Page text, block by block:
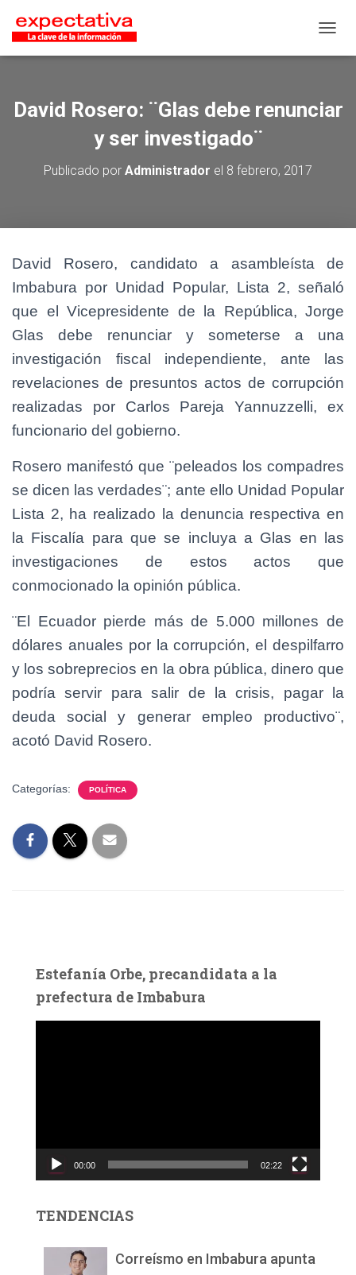
David Rosero: ¨Glas debe renunciar
y ser investigado¨
Publicado por Administrador el 8 febrero, 2017
David Rosero, candidato a asambleísta de
Imbabura por Unidad Popular, Lista 2, señaló
que el Vicepresidente de la República, Jorge
Glas debe renunciar y someterse a una
investigación fiscal independiente, ante las
revelaciones de presuntos actos de corrupción
realizadas por Carlos Pareja Yannuzzelli, ex
funcionario del gobierno.
Rosero manifestó que ¨peleados los compadres
se dicen las verdades¨; ante ello Unidad Popular
Lista 2, ha realizado la denuncia respectiva en
la Fiscalía para que se incluya a Glas en las
investigaciones de estos actos que
conmocionado la opinión pública.
¨El Ecuador pierde más de 5.000 millones de
dólares anuales por la corrupción, el despilfarro
y los sobreprecios en la obra pública, dinero que
podría servir para salir de la crisis, pagar la
deuda social y generar empleo productivo¨,
acotó David Rosero.
Categorías: POLÍTICA
Estefanía Orbe, precandidata a la
prefectura de Imbabura
c
d
00:00 02:22
TENDENCIAS
Correísmo en Imbabura apunta